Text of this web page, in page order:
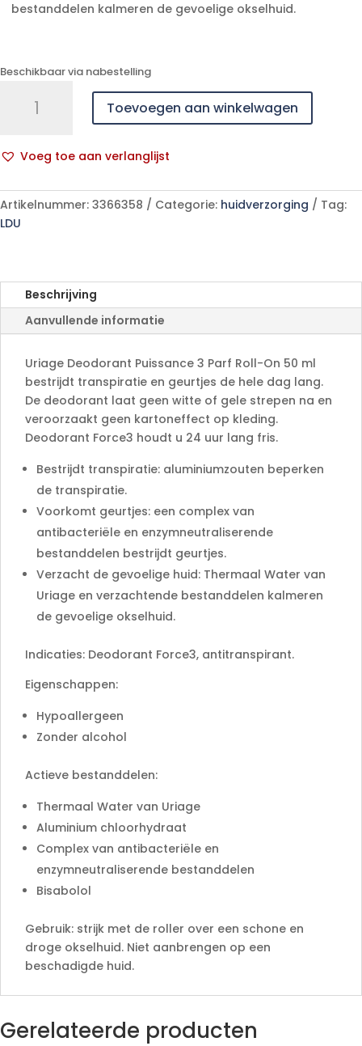
bestanddelen kalmeren de gevoelige okselhuid.
Beschikbaar via nabestelling
Deodorant
Parf
On
50ml
Toevoegen aan winkelwagen
Voeg toe aan verlanglijst
l
t
e
a
t
Artikelnummer: 3366358 Categorie: huidverzorging
Tag:
LDU
Beschrijving
Aanvullende informatie
Uriage Deodorant Puissance 3 Parf Roll-On 50 ml
bestrijdt transpiratie en geurtjes de hele dag lang.
De deodorant laat geen witte of gele strepen na en
veroorzaakt geen kartoneffect op kleding.
Deodorant Force3 houdt u 24 uur lang fris.
Bestrijdt transpiratie: aluminiumzouten beperken
de transpiratie.
Voorkomt geurtjes: een complex van
antibacteriële en enzymneutraliserende
bestanddelen bestrijdt geurtjes.
Verzacht de gevoelige huid: Thermaal Water van
Uriage en verzachtende bestanddelen kalmeren
de gevoelige okselhuid.
Indicaties: Deodorant Force3, antitranspirant.
Eigenschappen:
Hypoallergeen
Zonder alcohol
Actieve bestanddelen:
Thermaal Water van Uriage
Aluminium chloorhydraat
Complex van antibacteriële en
enzymneutraliserende bestanddelen
Bisabolol
Gebruik: strijk met de roller over een schone en
droge okselhuid. Niet aanbrengen op een
beschadigde huid.
Gerelateerde producten